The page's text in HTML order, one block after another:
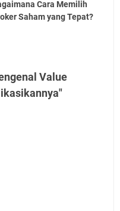
Cara Memilih
Saham yang Tepat?
Value